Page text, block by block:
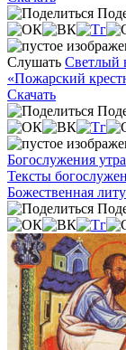
Слушать Светлый
«Пожарский
Скачать
Богослужения утра
Тексты
Божественная